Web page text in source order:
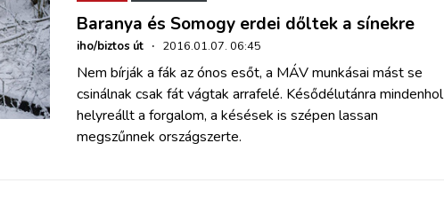
Baranya és Somogy erdei dőltek a sínekre
iho/biztos út · 2016.01.07. 06:45
Nem bírják a fák az ónos esőt, a MÁV munkásai mást se
csinálnak csak fát vágtak arrafelé. Késődélutánra mindenhol
helyreállt a forgalom, a késések is szépen lassan
megszűnnek országszerte.